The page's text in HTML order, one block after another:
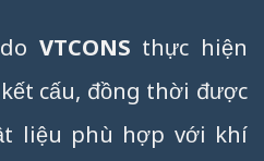
VTCONS thực hiện
cấu, đồng thời được
liệu phù hợp với khí